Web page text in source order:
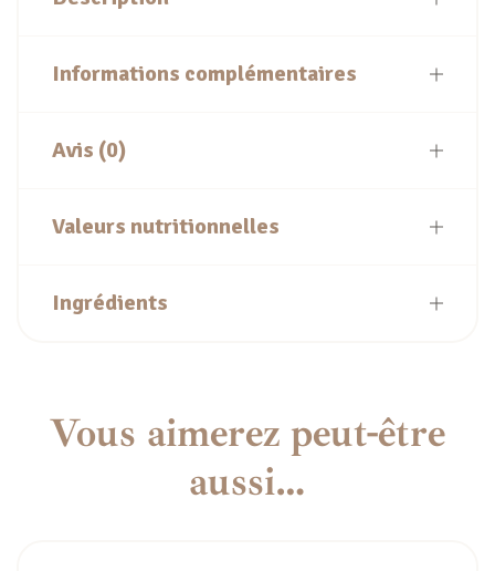
Informations complémentaires
Avis (0)
Valeurs nutritionnelles
Ingrédients
Vous aimerez peut-être
aussi…